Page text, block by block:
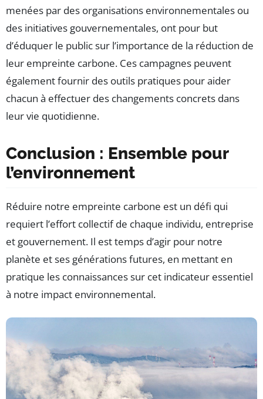
menées par des organisations environnementales ou
des initiatives gouvernementales, ont pour but
d’éduquer le public sur l’importance de la réduction de
leur empreinte carbone. Ces campagnes peuvent
également fournir des outils pratiques pour aider
chacun à effectuer des changements concrets dans
leur vie quotidienne.
Conclusion : Ensemble pour
l’environnement
Réduire notre empreinte carbone est un défi qui
requiert l’effort collectif de chaque individu, entreprise
et gouvernement. Il est temps d’agir pour notre
planète et ses générations futures, en mettant en
pratique les connaissances sur cet indicateur essentiel
à notre impact environnemental.